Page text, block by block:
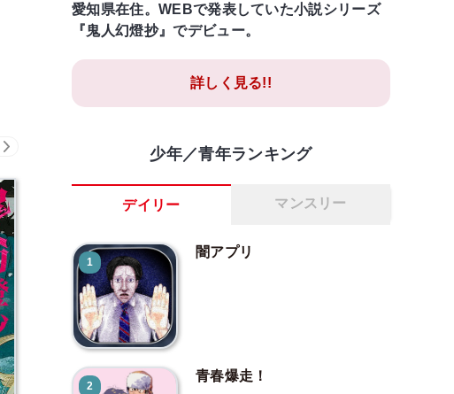
愛知県在住。WEBで発表していた小説シリーズ
『鬼人幻燈抄』でデビュー。
詳しく見る!!
少年／青年ランキング
デイリー マンスリー
1
闇アプリ
2
青春爆走！